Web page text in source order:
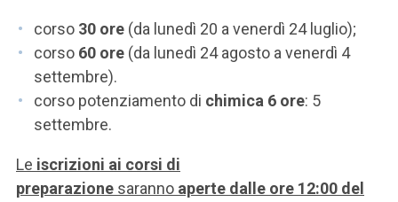
corso 30 ore (da lunedì 20 a venerdì 24 luglio);
corso 60 ore (da lunedì 24 agosto a venerdì 4
settembre).
corso potenziamento di chimica 6 ore: 5
settembre.
Le iscrizioni ai corsi di
preparazione saranno aperte dalle ore 12:00 del